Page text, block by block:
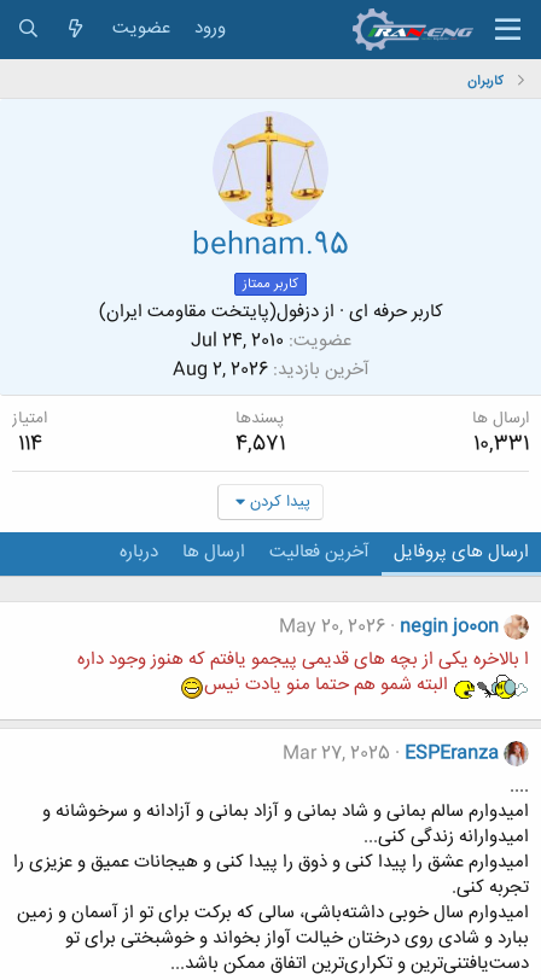
ورود عضویت
کاربران
behnam.95
کاربر ممتاز
کاربر حرفه ای · ازدزفول(پايتخت مقاومت ايران)
عضویت Jul 24, 2010
آخرین بازدید Aug 2, 2026
ارسال ها
10,331
پسندها
4,571
امتیاز
114
پیدا کردن
ارسال های پروفایل آخرین فعالیت ارسال ها درباره
negin jo0on
May 20, 2026
ا بالاخره یکی از بچه های قدیمی پیجمو یافتم که هنوز وجود داره
البته شمو هم حتما منو یادت نیس
ESPEranza
Mar 27, 2025
....
امیدوارم سالم بمانی و شاد بمانی ‌و آزاد بمانی و آزادانه و سرخوشانه و
امیدوارانه زندگی کنی...
امیدوارم عشق را پیدا کنی و ذوق را پیدا کنی و هیجانات عمیق و عزیزی را
تجربه کنی.
امیدوارم سال خوبی داشته‌باشی، سالی که برکت برای تو از آسمان و زمین
ببارد و شادی روی درختان خیالت آواز بخواند و خوشبختی برای تو
دست‌یافتنی‌ترین و تکراری‌ترین اتفاق ممکن باشد...